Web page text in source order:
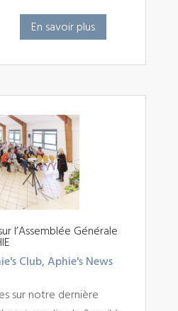
En savoir plus
l’Assemblée Générale
Club,Aphie's News
sur notre dernière